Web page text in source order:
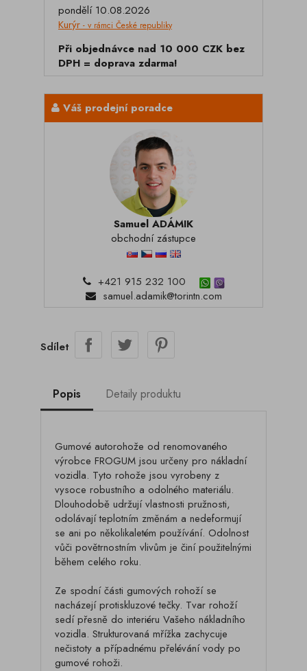
pondělí 10.08.2026
Kurýr - v rámci České republiky
Při objednávce nad 10 000 CZK bez
DPH = doprava zdarma!
Váš prodejní poradce
Samuel ADÁMIK
obchodní zástupce
+421 915 232 100
samuel.adamik@torintn.com
Sdílet
Popis Detaily produktu
Gumové autorohože od renomovaného
výrobce FROGUM jsou určeny pro nákladní
vozidla. Tyto rohože jsou vyrobeny z
vysoce robustního a odolného materiálu.
Dlouhodobě udržují vlastnosti pružnosti,
odolávají teplotním změnám a nedeformují
se ani po několikaletém používání. Odolnost
vůči povětrnostním vlivům je činí použitelnými
během celého roku.
Ze spodní části gumových rohoží se
nacházejí protiskluzové tečky. Tvar rohoží
sedí přesně do interiéru Vašeho nákladního
vozidla. Strukturovaná mřížka zachycuje
nečistoty a případnému přelévání vody po
gumové rohoži.